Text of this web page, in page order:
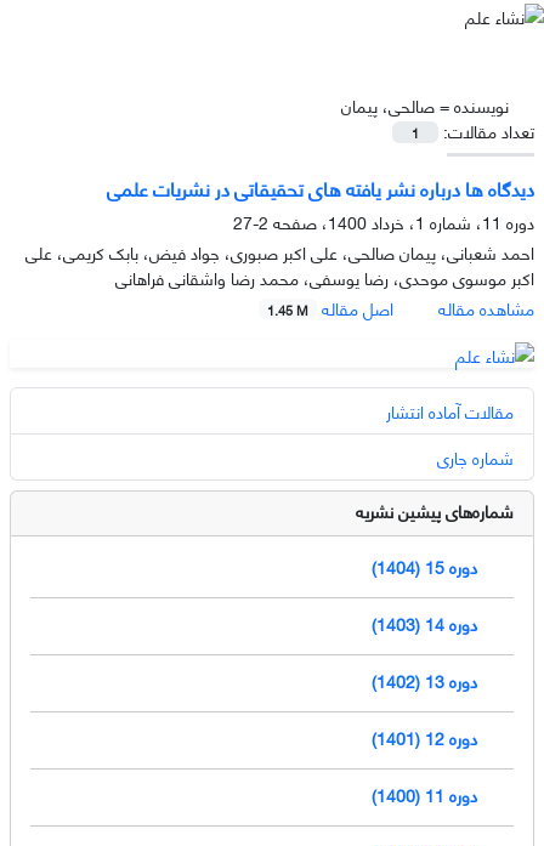
نویسنده =صالحی، پیمان
تعداد مقالات:
1
دیدگاه ها درباره نشر یافته های تحقیقاتی در نشریات علمی
دوره 11، شماره 1، خرداد 1400، صفحه
2-27
احمد شعبانی، پیمان صالحی، علی اکبر صبوری، جواد فیض، بابک کریمی، علی
اکبر موسوی موحدی، رضا یوسفی، محمد رضا واشقانی فراهانی
مشاهده مقاله
اصل مقاله 1.45 M
مقالات آماده انتشار
شماره جاری
شماره‌های پیشین نشریه
دوره 15 (1404)
دوره 14 (1403)
دوره 13 (1402)
دوره 12 (1401)
دوره 11 (1400)